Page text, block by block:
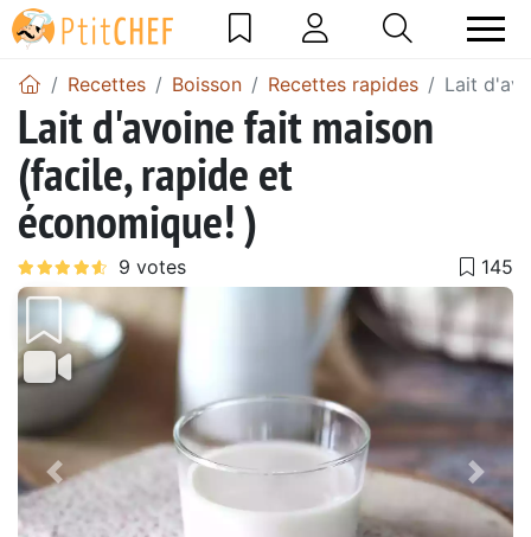
Recettes Boisson Recettes rapides Lait
Lait d'avoine fait maison
(facile, rapide et
économique! )
Précédent